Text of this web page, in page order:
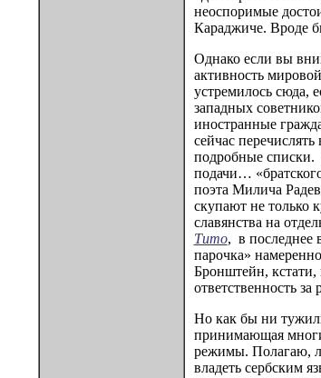
неоспоримые
Караджиче. Вроде
Однако если вы
активность
устремилось сюда,
западных
иностранные
сейчас
подробные списки.
подачи…
поэта Милича
скупают не только
славянства на
Тито, в последнее
парочка»
Бронштейн, кстати,
ответственность
Но как бы ни
принимающая
режимы. Полагаю,
владеть сербским